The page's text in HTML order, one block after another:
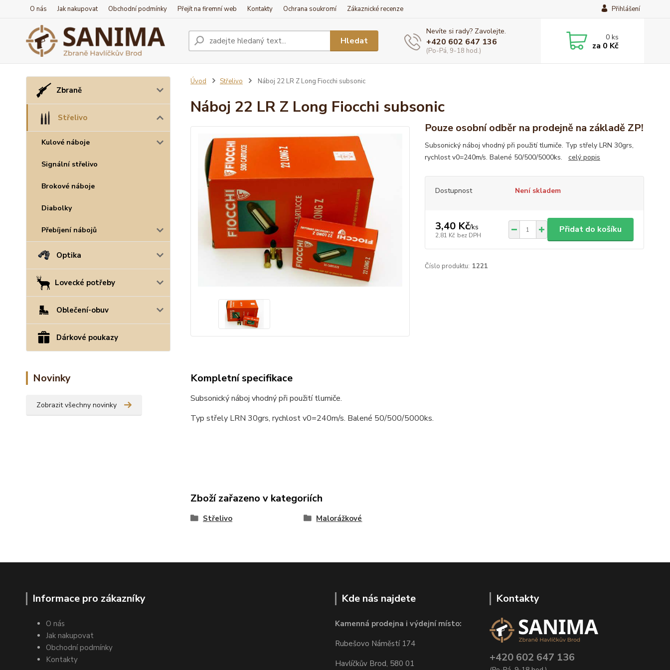
O nás Jak nakupovat Obchodní podmínky Přejít na firemní web Kontakty Ochrana soukromí Zákaznické recenze Přihlášení
Hledat
Nevíte si rady? Zavolejte.
+420 602 647 136
(Po-Pá, 9-18 hod.)
0ks
za 0 Kč
Zbraně
Střelivo
Kulové náboje
Signální střelivo
Brokové náboje
Diabolky
Přebíjení nábojů
Optika
Lovecké potřeby
Oblečení-obuv
Dárkové poukazy
Novinky
Zobrazit všechny novinky
Úvod Střelivo Náboj 22 LR Z Long Fiocchi subsonic
Náboj 22 LR Z Long Fiocchi subsonic
Pouze osobní odběr na prodejně na základě ZP!
Subsonický náboj vhodný při použití tlumiče. Typ střely LRN 30grs,
rychlost v0=240m/s. Balené 50/500/5000ks. celý popis
Dostupnost Není skladem
3,40 Kč/ks
2,81 Kč bez DPH
Přidat do košíku
Číslo produktu: 1221
Kompletní specifikace
Subsonický náboj vhodný při použití tlumiče.
Typ střely LRN 30grs, rychlost v0=240m/s. Balené 50/500/5000ks.
Zboží zařazeno v kategoriích
Střelivo Malorážkové
Informace pro zákazníky
O nás
Jak nakupovat
Obchodní podmínky
Kontakty
Kde nás najdete
Kamenná prodejna i výdejní místo:
Rubešovo Náměstí 174
Havlíčkův Brod, 580 01
Kontakty
+420 602 647 136